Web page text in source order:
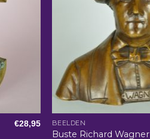
€28,95 BEELDEN
Buste Richard Wagner